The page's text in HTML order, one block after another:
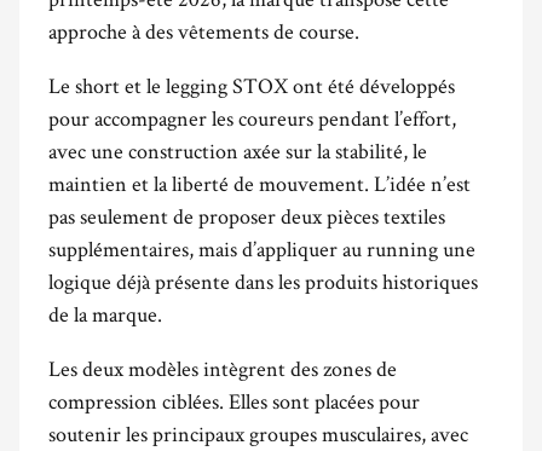
approche à des vêtements de course.
Le short et le legging STOX ont été développés
pour accompagner les coureurs pendant l’effort,
avec une construction axée sur la stabilité, le
maintien et la liberté de mouvement. L’idée n’est
pas seulement de proposer deux pièces textiles
supplémentaires, mais d’appliquer au running une
logique déjà présente dans les produits historiques
de la marque.
Les deux modèles intègrent des zones de
compression ciblées. Elles sont placées pour
soutenir les principaux groupes musculaires, avec